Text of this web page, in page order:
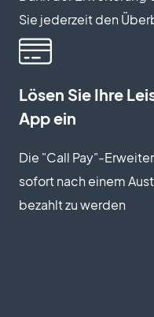
Sie jederzeit den
Lösen Sie Ihre
App ein
Die "Call Pay"-
sofort nach einem
bezahlt zu werden